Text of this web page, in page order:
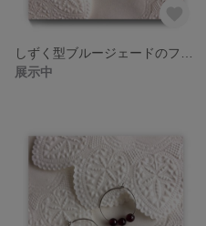
展示中